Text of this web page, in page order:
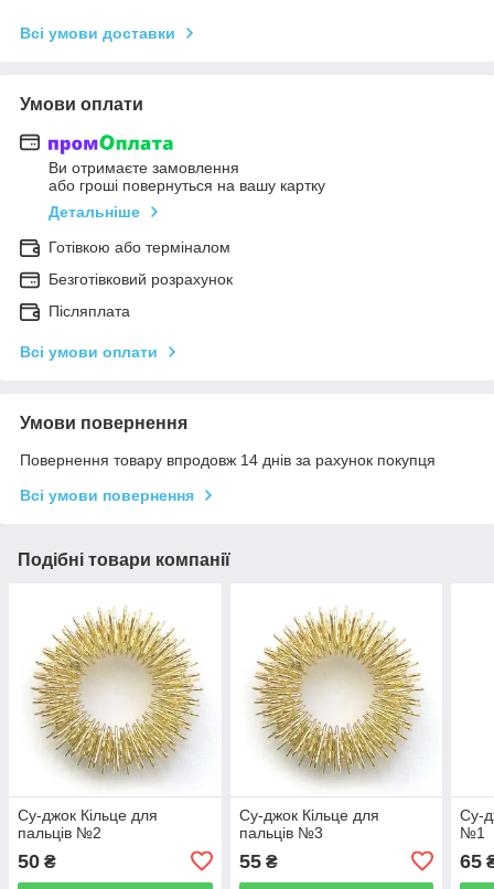
Всі умови доставки
Умови оплати
Ви отримаєте замовлення
або гроші повернуться на вашу картку
Детальніше
Готівкою або терміналом
Безготівковий розрахунок
Післяплата
Всі умови оплати
Умови повернення
Повернення товару впродовж 14 днів за рахунок покупця
Всі умови повернення
Подібні товари компанії
Су-джок Кільце для
пальців №2
50 ₴
Су-джок Кільце для
пальців №3
55₴
Су-
№1
65